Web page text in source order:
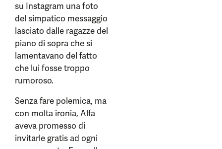
su Instagram una foto
del simpatico messaggio
lasciato dalle ragazze del
piano di sopra che si
lamentavano del fatto
che lui fosse troppo
rumoroso.
Senza fare polemica, ma
con molta ironia, Alfa
aveva promesso di
invitarle gratis ad ogni